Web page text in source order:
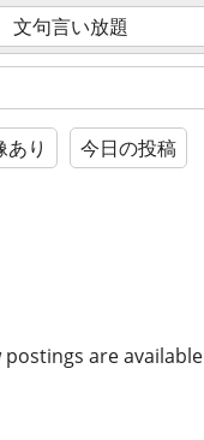
文句言い放題
あり 今日の投稿
are available